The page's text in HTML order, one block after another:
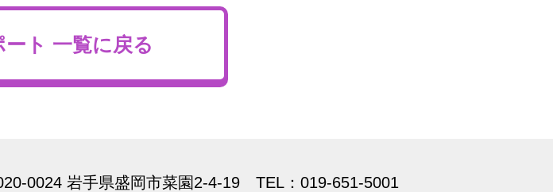
ト 一覧に戻る
0024 岩手県盛岡市菜園2-4-19 TEL：019-651-5001